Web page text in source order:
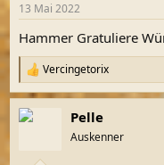
e
:
13 Mai 2022
Hammer Gratuliere
R
e
a
k
Vercingetorix
Pelle
Auskenner